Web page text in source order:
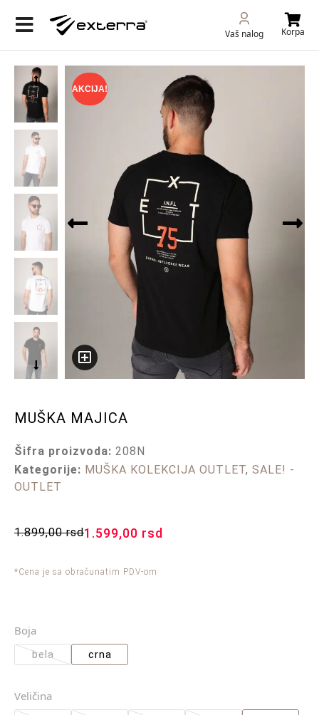
Vaš nalog Korpa
AKCIJA!
MUŠKA MAJICA
Šifra proizvoda: 208N
Kategorije: MUŠKA KOLEKCIJA OUTLET, SALE! -
OUTLET
1.899,00rsd1.599,00 rsd
*Cena je sa obračunatim PDV-om
Boja
bela crna
Veličina